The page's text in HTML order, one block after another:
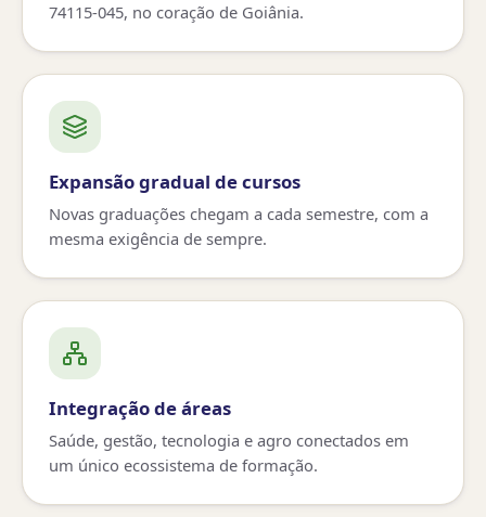
74115-045, no coração de Goiânia.
Expansão gradual de cursos
Novas graduações chegam a cada semestre, com a
mesma exigência de sempre.
Integração de áreas
Saúde, gestão, tecnologia e agro conectados em
um único ecossistema de formação.